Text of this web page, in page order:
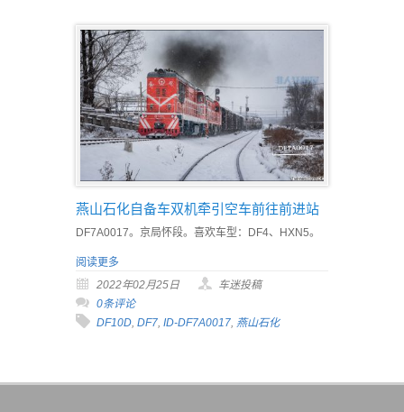
燕山石化自备车双机牵引空车前往前进站
DF7A0017。京局怀段。喜欢车型：DF4、HXN5。
阅读更多
2022年02月25日
车迷投稿
0条评论
DF10D DF7 ID-DF7A0017 燕山石化